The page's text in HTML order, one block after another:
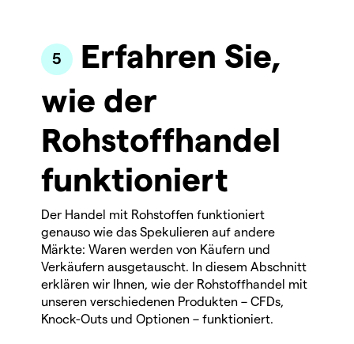
Erfahren Sie,
wie der
Rohstoffhandel
funktioniert
Der Handel mit Rohstoffen funktioniert
genauso wie das Spekulieren auf andere
Märkte: Waren werden von Käufern und
Verkäufern ausgetauscht. In diesem Abschnitt
erklären wir Ihnen, wie der Rohstoffhandel mit
unseren verschiedenen Produkten – CFDs,
Knock-Outs und Optionen – funktioniert.